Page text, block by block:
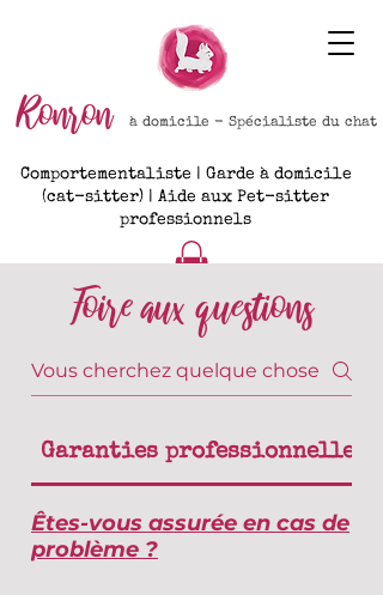
Ronron à domicile - Spécialiste du chat
Comportementaliste | Garde à domicile
(cat-sitter) | Aide aux Pet-sitter
professionnels
Foire aux questions
Garanties professionnelles
Êtes-vous assurée en cas de
problème ?